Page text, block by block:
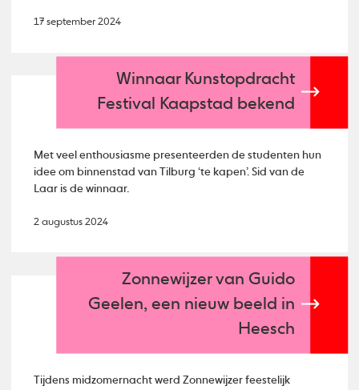
17 september 2024
Winnaar Kunstopdracht
Festival Kaapstad bekend
Met veel enthousiasme presenteerden de studenten hun
idee om binnenstad van Tilburg ‘te kapen’. Sid van de
Laar is de winnaar.
2 augustus 2024
Zonnewijzer van Guido
Geelen, een nieuw beeld in
Heesch
Tijdens midzomernacht werd Zonnewijzer feestelijk